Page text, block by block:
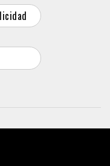
Madrid, 28017